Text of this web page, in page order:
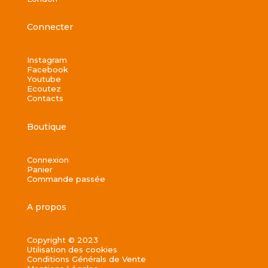
Connecter
Instagram
Facebook
Youtube
Ecoutez
Contacts
Boutique
Connexion
Panier
Commande passée
A propos
Copyright © 2023
Utilisation des cookies
Conditions Générals de Vente